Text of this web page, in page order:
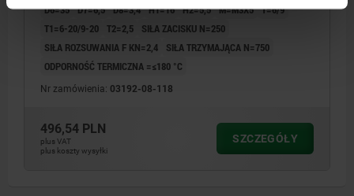
D6=35 D7=6,5 D8=3,4 H1=16 H2=5,5 M=M3X5 T=6/9
T1=6-20/9-20 T2=2,5
SIŁA ZACISKU N=250
SIŁA ROZSUWANIA F KN=2,4
SIŁA TRZYMAJĄCA N=750
ODPORNOŚĆ TERMICZNA =≤180 °C
Nr zamówienia: 03192-08-118
496,54 PLN
plus VAT
plus koszty wysyłki
SZCZEGÓŁY